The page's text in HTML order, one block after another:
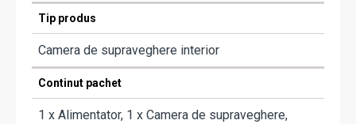
Tip produs
Camera de supraveghere interior
Continut pachet
1 x Alimentator, 1 x Camera de supraveghere,